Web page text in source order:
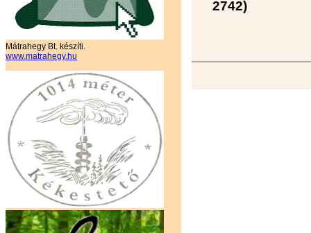
Mátrahegy Bt. készíti.
www.matrahegy.hu
2742)